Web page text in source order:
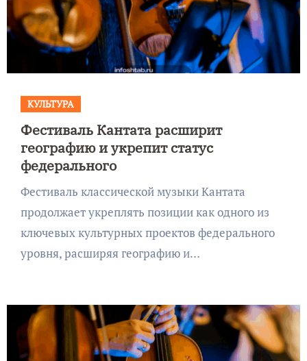
КУЛЬТУРА
Фестиваль Кантата расширит
географию и укрепит статус
федерального
Фестиваль классической музыки Кантата
продолжает укреплять позиции как одного из
ключевых культурных проектов федерального
уровня, расширяя географию и…